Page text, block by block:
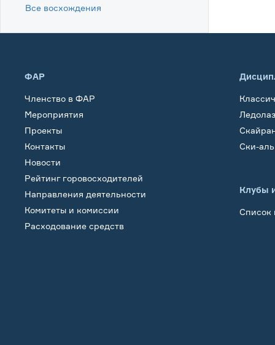
Все восхождения
ФАР
Членство в ФАР
Мероприятия
Проекты
Контакты
Новости
Рейтинг горовосходителей
Направления деятельности
Комитеты и комиссии
Расходование средств
Ски-
Клубы
Список